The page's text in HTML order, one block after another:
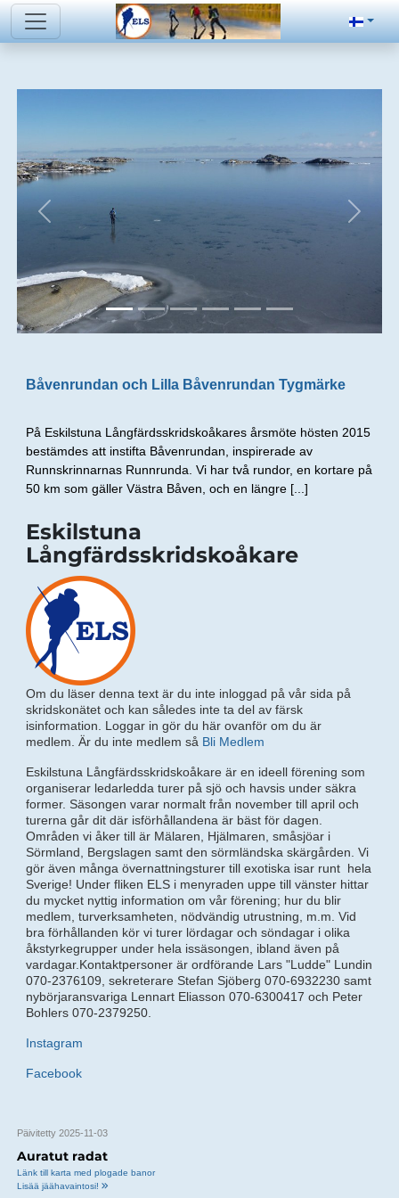
Båvenrundan och Lilla Båvenrundan Tygmärke
På Eskilstuna Långfärdsskridskoåkares årsmöte hösten 2015
bestämdes att instifta Båvenrundan, inspirerade av
Runnskrinnarnas Runnrunda. Vi har två rundor, en kortare på
50 km som gäller Västra Båven, och en längre [...]
Eskilstuna
Långfärdsskridskoåkare
Om du läser denna text är du inte inloggad på vår sida på
skridskonätet och kan således inte ta del av färsk
isinformation. Loggar in gör du här ovanför om du är
medlem. Är du inte medlem så Bli Medlem
Eskilstuna Långfärdsskridskoåkare är en ideell förening som
organiserar ledarledda turer på sjö och havsis under säkra
former. Säsongen varar normalt från november till april och
turerna går dit där isförhållandena är bäst för dagen.
Områden vi åker till är Mälaren, Hjälmaren, småsjöar i
Sörmland, Bergslagen samt den sörmländska skärgården. Vi
gör även många övernattningsturer till exotiska isar runt hela
Sverige! Under fliken ELS i menyraden uppe till vänster hittar
du mycket nyttig information om vår förening; hur du blir
medlem, turverksamheten, nödvändig utrustning, m.m. Vid
bra förhållanden kör vi turer lördagar och söndagar i olika
åkstyrkegrupper under hela issäsongen, ibland även på
vardagar.Kontaktpersoner är ordförande Lars "Ludde" Lundin
070-2376109, sekreterare Stefan Sjöberg 070-6932230 samt
nybörjaransvariga Lennart Eliasson 070-6300417 och Peter
Bohlers 070-2379250.
Instagram
Facebook
Päivitetty 2025-11-03
Auratut radat
Länk till karta med plogade banor
Lisää jäähavaintosi!